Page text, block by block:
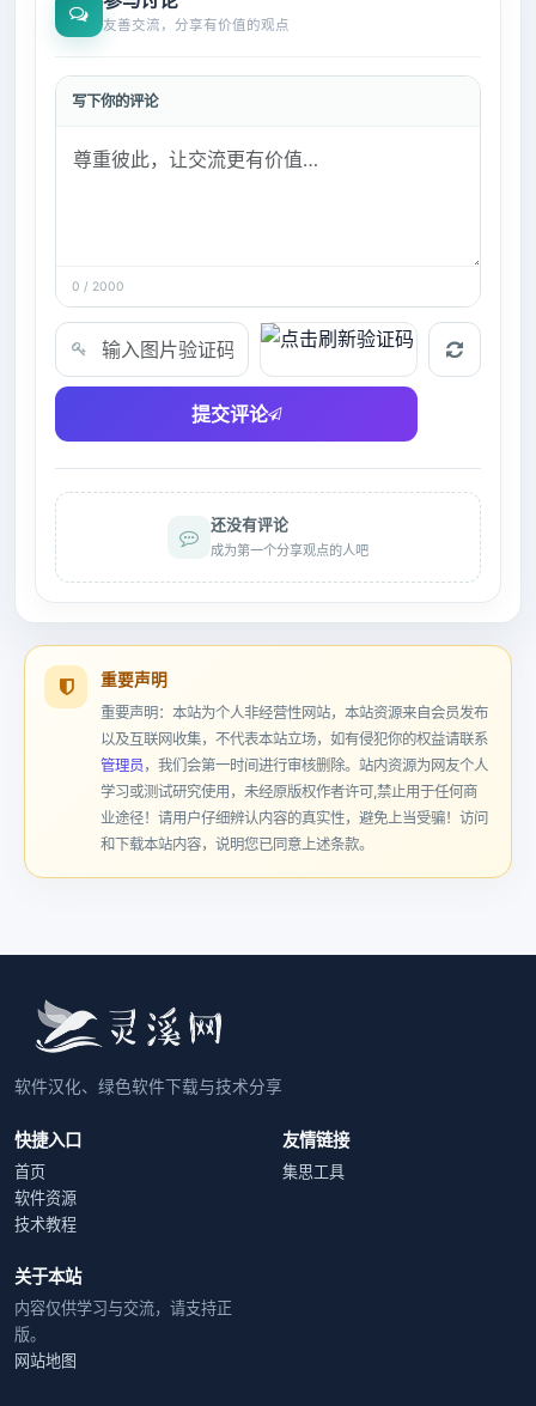
友善交流，分享有价值的观点
写下你的评论
0 / 2000
验证码
提交评论
还没有评论
成为第一个分享观点的人吧
重要声明
重要声明：本站为个人非经营性网站，本站资源来自会员发布
以及互联网收集，不代表本站立场，如有侵犯你的权益请联系
管理员 ，我们会第一时间进行审核删除。站内资源为网友个人
学习或测试研究使用，未经原版权作者许可,禁止用于任何商
业途径！请用户仔细辨认内容的真实性，避免上当受骗！访问
和下载本站内容，说明您已同意上述条款。
软件汉化、绿色软件下载与技术分享
快捷入口
首页
软件资源
技术教程
友情链接
集思工具
关于本站
内容仅供学习与交流，请支持正
版。
网站地图